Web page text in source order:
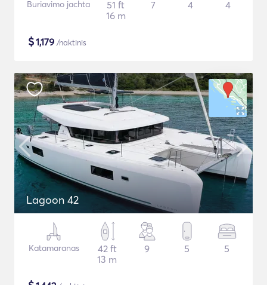
Buriavimo jachta
51 ft
16 m
7 4 4
$1,179 /naktinis
Lagoon 42
Katamaranas
42 ft
13 m
9 5 5